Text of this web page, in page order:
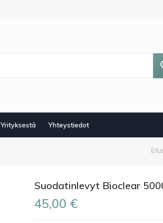
Yrityksestä Yhteystiedot
Suodatinlevyt Bioclear
45,00 €